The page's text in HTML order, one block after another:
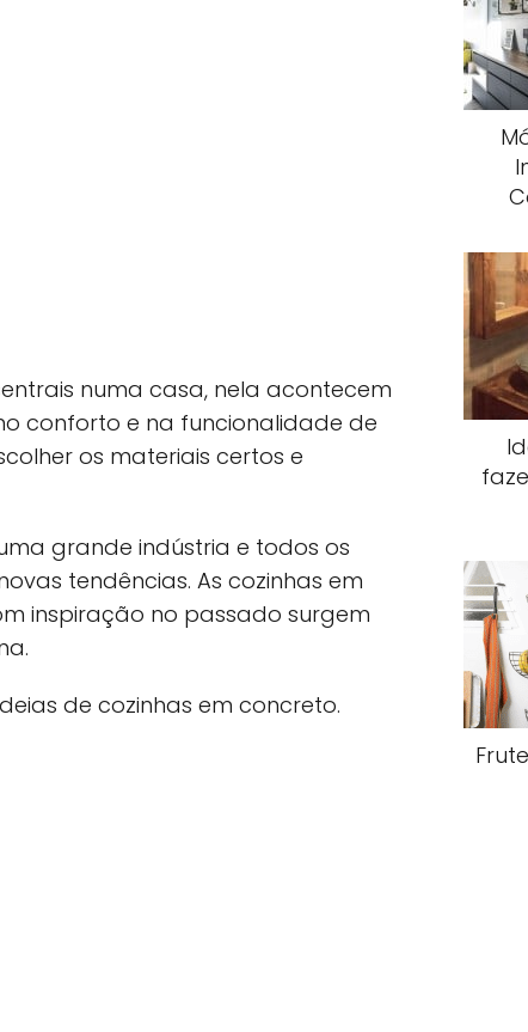
numa casa, nela acontecem
conforto e na funcionalidade de
os materiais certos e
grande indústria e todos os
tendências. As cozinhas em
inspiração no passado surgem
de cozinhas em concreto.